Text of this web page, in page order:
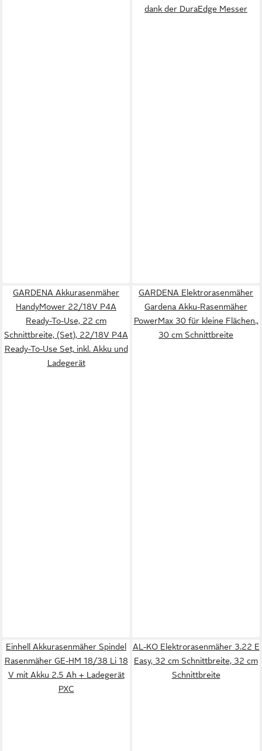
dank der DuraEdge Messer
GARDENA Akkurasenmäher
HandyMower 22/18V P4A
Ready-To-Use, 22 cm
Schnittbreite, (Set), 22/18V P4A
Ready-To-Use Set, inkl. Akku und
Ladegerät
GARDENA Elektrorasenmäher
Gardena Akku-Rasenmäher
PowerMax 30 für kleine Flächen.,
30 cm Schnittbreite
Einhell Akkurasenmäher Spindel
Rasenmäher GE-HM 18/38 Li 18
V mit Akku 2.5 Ah + Ladegerät
PXC
AL-KO Elektrorasenmäher 3.22 E
Easy, 32 cm Schnittbreite, 32 cm
Schnittbreite